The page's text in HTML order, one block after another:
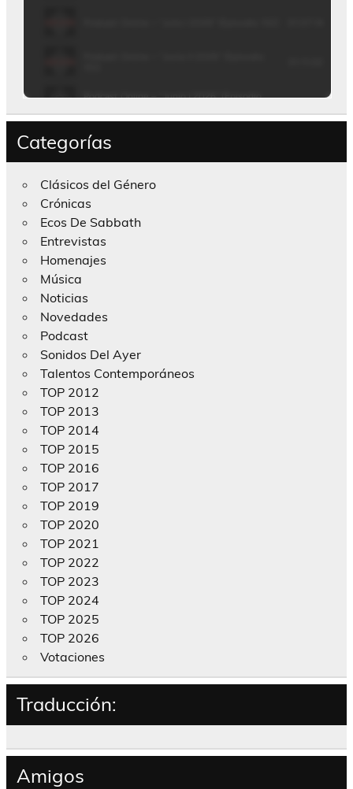
Categorías
Clásicos del Género
Crónicas
Ecos De Sabbath
Entrevistas
Homenajes
Música
Noticias
Novedades
Podcast
Sonidos Del Ayer
Talentos Contemporáneos
TOP 2012
TOP 2013
TOP 2014
TOP 2015
TOP 2016
TOP 2017
TOP 2019
TOP 2020
TOP 2021
TOP 2022
TOP 2023
TOP 2024
TOP 2025
TOP 2026
Votaciones
Traducción:
Amigos